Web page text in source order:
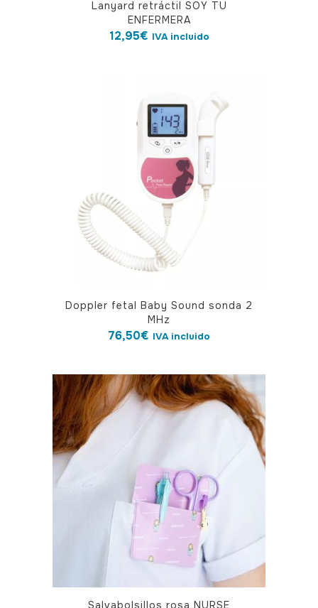
Lanyard retráctil SOY TU
ENFERMERA
12,95€ IVA incluido
Doppler fetal Baby Sound sonda 2
MHz
76,50€ IVA incluido
Salvabolsillos rosa NURSE